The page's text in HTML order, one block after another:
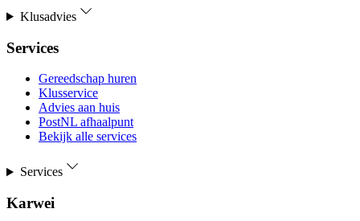
Klusadvies
Services
Gereedschap huren
Klusservice
Advies aan huis
PostNL afhaalpunt
Bekijk alle services
Services
Karwei